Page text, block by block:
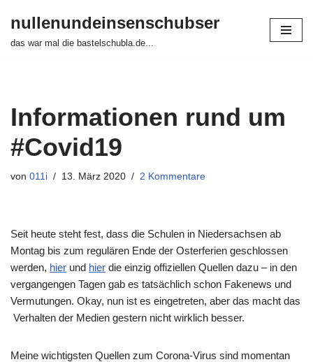
Zum
nullenundeinsenschubser
das war mal die bastelschubla.de...
Informationen rund um
#Covid19
von 011i 13. März 2020 2 Kommentare
Seit heute steht fest, dass die Schulen in Niedersachsen ab
Montag bis zum regulären Ende der Osterferien geschlossen
werden, hier und hier die einzig offiziellen Quellen dazu – in den
vergangengen Tagen gab es tatsächlich schon Fakenews und
Vermutungen. Okay, nun ist es eingetreten, aber das macht das
Verhalten der Medien gestern nicht wirklich besser.
Meine wichtigsten Quellen zum Corona-Virus sind momentan